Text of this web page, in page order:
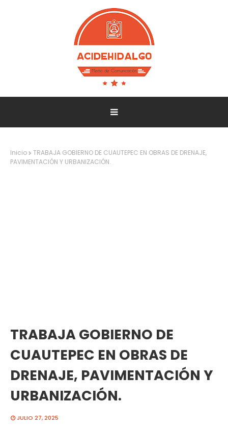
Inicio
TRABAJA GOBIERNO DE CUAUTEPEC EN OBRAS DE DRENAJE,
PAVIMENTACIÓN Y URBANIZACIÓN.
TRABAJA GOBIERNO DE
CUAUTEPEC EN OBRAS DE
DRENAJE, PAVIMENTACIÓN Y
URBANIZACIÓN.
JULIO 27, 2025